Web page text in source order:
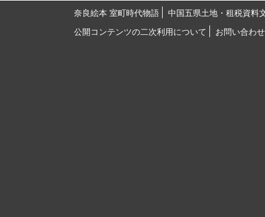
奈良絵本 室町時代物語
中国五県土地・租税資料
公開コンテンツの二次利用について
お問い合わせ